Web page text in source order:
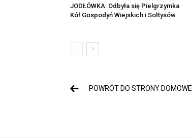
JODŁÓWKA: Odbyła się Pielgrzymka
Kół Gospodyń Wiejskich i Sołtysów
POWRÓT DO STRONY